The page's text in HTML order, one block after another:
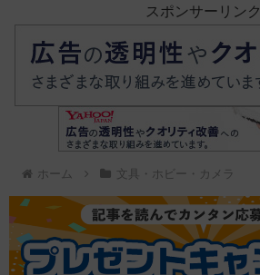
スポンサーリンク
ホーム 文具・ホビー・カメラ